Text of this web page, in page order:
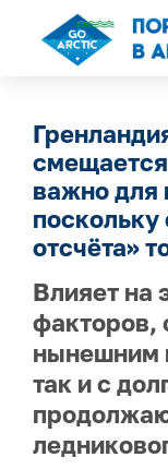
важно для
отсчёта»
Влияет на
факторов,
нынешним
так и с